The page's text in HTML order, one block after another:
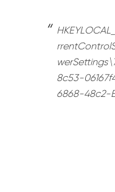
8c53-
6868-48c2-